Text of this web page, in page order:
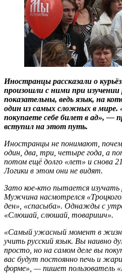
Иностранцы рассказали о
произошли с ними при изучении
показательны, ведь язык, на
один из самых сложных в мире.
покупаете себе билет в ад», —
вступил на этот путь.
Иностранцы не понимают,
один, два, три, четыре года, а
потом ещё долго «лет» и снова
Логики в этом они не видят.
Зато кое-кто пытается изучать
Мужчина насмотрелся
ден», «спасыба». Однажды с
«Слюшай, слюшай, товаришч».
«Самый ужасный момент в
учить русский язык. Вы наивно
просто, но на самом деле вы
вас будут постоянно печь и
форме», — пишет пользователь